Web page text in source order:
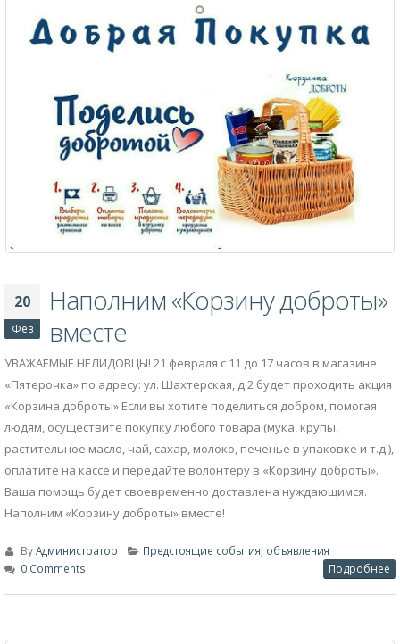
20
Фев
Наполним «Корзину доброты»
вместе
УВАЖАЕМЫЕ НЕЛИДОВЦЫ! 21 февраля с 11 до 17 часов в магазине
«Пятерочка» по адресу: ул. Шахтерская, д.2 будет проходить акция
«Корзина доброты» Если вы хотите поделиться добром, помогая
людям, осуществите покупку любого товара (мука, крупы,
растительное масло, чай, сахар, молоко, печенье в упаковке и т.д.),
оплатите на кассе и передайте волонтеру в «Корзину доброты».
Ваша помощь будет своевременно доставлена нуждающимся.
Наполним «Корзину доброты» вместе!
ByАдминистратор
Предстоящие события, объявления
0 Comments
Подробнее